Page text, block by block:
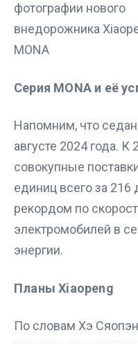
Серия MONA и её
Напомним, что
августе 2024 года. К
совокупные
единиц всего за
рекордом по
электромобилей в
энергии.
Планы Xiaopeng
По словам Хэ